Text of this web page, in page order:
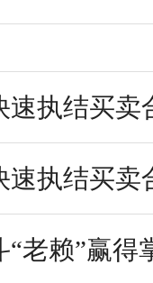
速执结买卖
速执结买卖
老赖”赢得